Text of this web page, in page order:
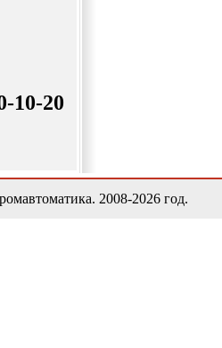
10-20
2008-2026 год.